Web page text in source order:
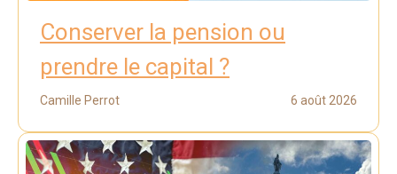
Conserver la pension ou
prendre le capital ?
Camille Perrot 6 août 2026